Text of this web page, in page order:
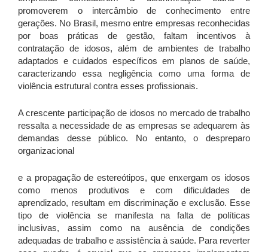
promoverem o intercâmbio de conhecimento entre
gerações. No Brasil, mesmo entre empresas reconhecidas
por boas práticas de gestão, faltam incentivos à
contratação de idosos, além de ambientes de trabalho
adaptados e cuidados específicos em planos de saúde,
caracterizando essa negligência como uma forma de
violência estrutural contra esses profissionais.
A crescente participação de idosos no mercado de trabalho
ressalta a necessidade de as empresas se adequarem às
demandas desse público. No entanto, o despreparo
organizacional
e a propagação de estereótipos, que enxergam os idosos
como menos produtivos e com dificuldades de
aprendizado, resultam em discriminação e exclusão. Esse
tipo de violência se manifesta na falta de políticas
inclusivas, assim como na ausência de condições
adequadas de trabalho e assistência à saúde. Para reverter